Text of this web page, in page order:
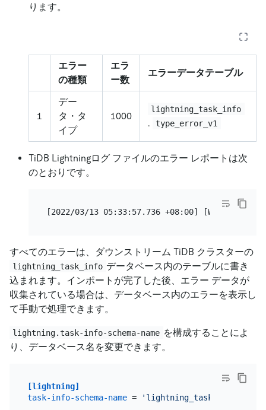
ります。
エラー
の種類
エラ
ー数
エラーデータテーブル
1
デー
タ・タ
イプ
1000
lightning_task_info
. type_error_v1
TiDB Lightningログ ファイルのエラー レポートは次
のとおりです。
[2022/03/13 05:33:57.736 +08:00] [WARN]
すべてのエラーは、ダウンストリーム TiDB クラスターの
lightning_task_info データベース内のテーブルに書き
込まれます。インポートが完了した後、エラー データが
収集されている場合は、データベース内のエラーを表示し
て手動で処理できます。
lightning.task-info-schema-name を構成することによ
り、データベース名を変更できます。
[lightning]
task-info-schema-name = 'lightning_task_info'